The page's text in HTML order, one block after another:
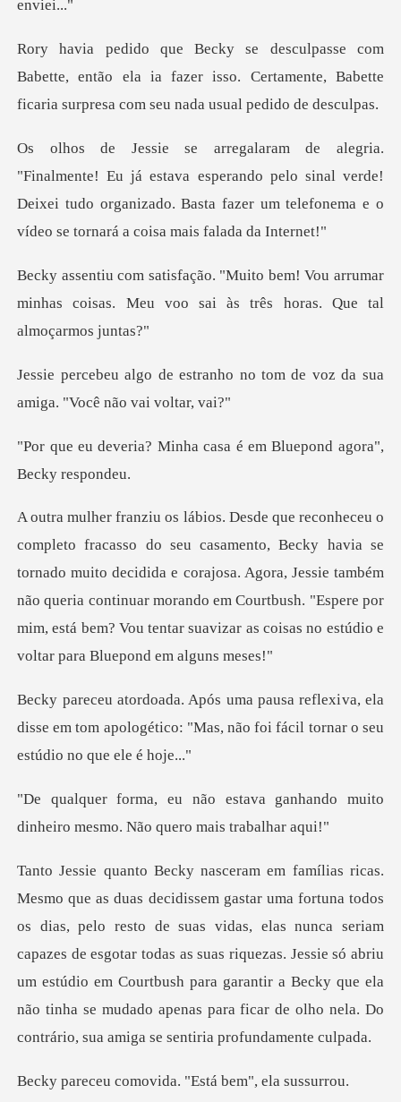
te, então ela ia fazer isso. Certamente, Babette
fic
ava esperando pelo sinal verde!
Deixei tudo organizado. Basta fazer
! Vou arrumar
minhas coisas. Meu voo sai
nho no tom de voz da sua
amig
nha casa é em Bluepond
se
tornado muito decidida e corajosa. Agora, Jessie também
não queria continuar morando em Courtbush. "Es
va, ela
disse em tom apologético: "Mas, não foi
a ganhando muito
dinheiro mesmo.
de suas vidas, elas nunca seriam
capazes de esgotar todas as suas riquezas. Jessie só abriu
um estúdio em Courtbush para garanti
ovida. "Está bem"